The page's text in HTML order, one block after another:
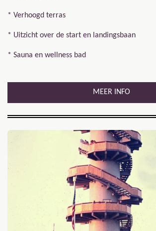
* Verhoogd terras
* Uitzicht over de start en landingsbaan
* Sauna en wellness bad
MEER INFO